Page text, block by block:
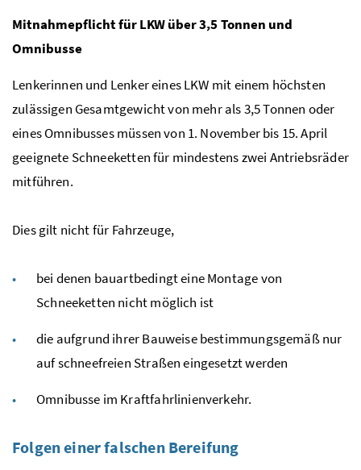
Mitnahmepflicht fürLKWüber 3,5 Tonnen und
Omnibusse
Lenkerinnen und Lenker einesLKW mit einem höchsten
zulässigen Gesamtgewicht von mehr als 3,5 Tonnen oder
eines Omnibusses müssen von 1. November bis 15. April
geeignete Schneeketten für mindestens zwei Antriebsräder
mitführen.
Dies gilt nicht für Fahrzeuge,
bei denen bauartbedingt eine Montage von
Schneeketten nicht möglich ist
die aufgrund ihrer Bauweise bestimmungsgemäß nur
auf schneefreien Straßen eingesetzt werden
Omnibusse im Kraftfahrlinienverkehr.
Folgen einer falschen Bereifung